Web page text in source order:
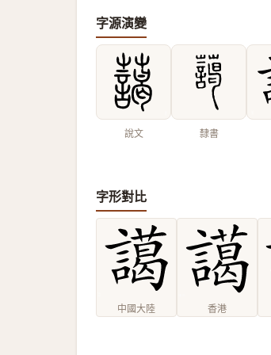
字源演變
說文 隸書
字形對比
中國大陸 香港